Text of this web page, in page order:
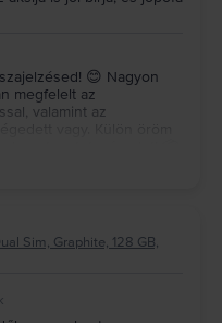
😊 Nagyon
megfelelt az
valamint az
kívánunk sok
Sim, Graphite, 128 GB,